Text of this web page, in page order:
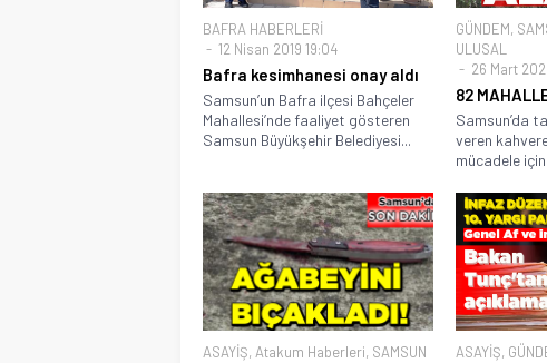
BAFRA HABERLERİ
12 Nisan 2019 19:04
Bafra kesimhanesi onay aldı
Samsun’un Bafra ilçesi Bahçeler
Mahallesi’nde faaliyet gösteren
Samsun Büyükşehir Belediyesi...
GÜNDEM,
ULUSAL
26 Mart
82
Samsun’da
veren
mücadele
ASAYİŞ, Atakum Haberleri, SAMSUN
ASAYİŞ,